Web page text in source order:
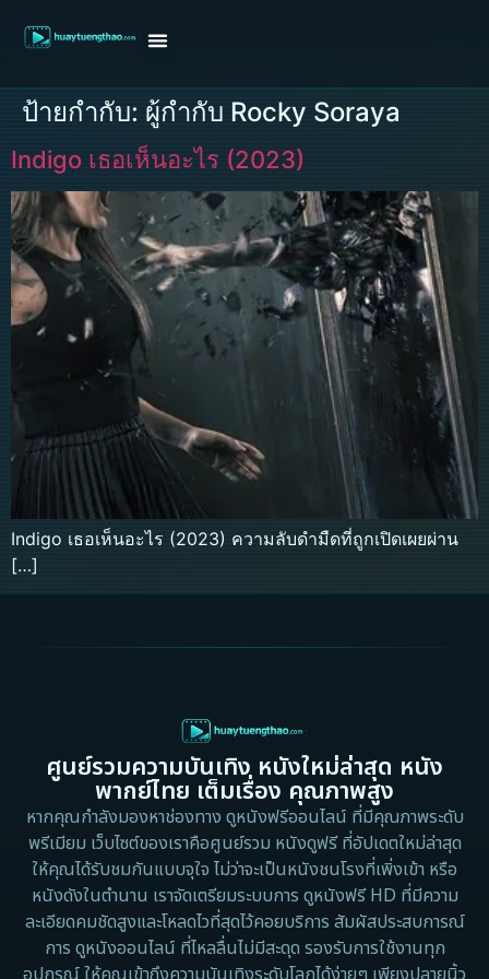
ป้ายกำกับ: ผู้กำกับ Rocky Soraya
Indigo เธอเห็นอะไร (2023)
Indigo เธอเห็นอะไร (2023) ความลับดำมืดที่ถูกเปิดเผยผ่าน
[…]
ศูนย์รวมความบันเทิง หนังใหม่ล่าสุด หนัง
พากย์ไทย เต็มเรื่อง คุณภาพสูง
หากคุณกำลังมองหาช่องทาง ดูหนังฟรีออนไลน์ ที่มีคุณภาพระดับ
พรีเมียม เว็บไซต์ของเราคือศูนย์รวม หนังดูฟรี ที่อัปเดตใหม่ล่าสุด
ให้คุณได้รับชมกันแบบจุใจ ไม่ว่าจะเป็นหนังชนโรงที่เพิ่งเข้า หรือ
หนังดังในตำนาน เราจัดเตรียมระบบการ ดูหนังฟรี HD ที่มีความ
ละเอียดคมชัดสูงและโหลดไวที่สุดไว้คอยบริการ สัมผัสประสบการณ์
การ ดูหนังออนไลน์ ที่ไหลลื่นไม่มีสะดุด รองรับการใช้งานทุก